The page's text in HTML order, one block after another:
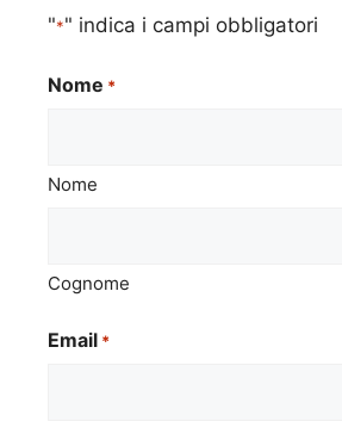
"*" indica i campi obbligatori
Nome *
Nome
Cognome
Email *